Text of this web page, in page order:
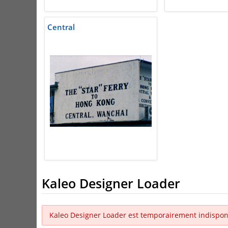
Central
Kaleo Designer Loader
Kaleo Designer Loader est temporairement